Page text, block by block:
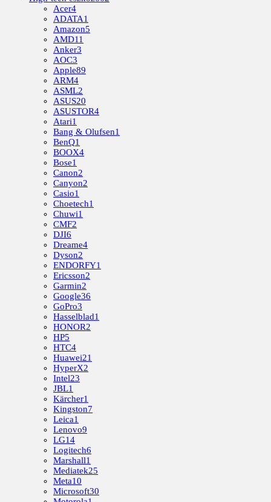
Acer4
ADATA1
Amazon5
AMD11
Anker3
AOC3
Apple89
ARM4
ASML2
ASUS20
ASUSTOR4
Atari1
Bang & Olufsen1
BenQ1
BOOX4
Bose1
Canon2
Canyon2
Casio1
Choetech1
Chuwi1
CMF2
DJI6
Dreame4
Dyson2
ENDORFY1
Ericsson2
Garmin2
Google36
GoPro3
Hasselblad1
HONOR2
HP5
HTC4
Huawei21
HyperX2
Intel23
JBL1
Kärcher1
Kingston7
Leica1
Lenovo9
LG14
Logitech6
Marshall1
Mediatek25
Meta10
Microsoft30